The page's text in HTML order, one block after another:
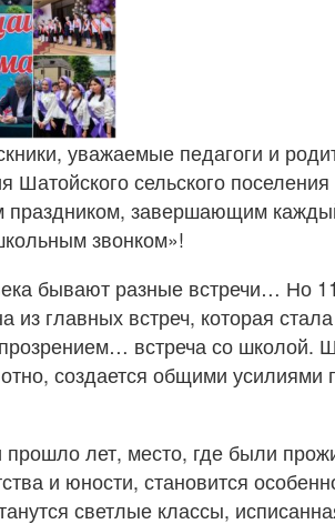
уважаемые педагоги и
Шатойского сельского
праздником, завершающим
звонком»!
бывают разные встречи… Но
из главных встреч, которая
встреча со школой.
создается общими усилиями
прошло лет, место, где были
и юности, становится
светлые классы,